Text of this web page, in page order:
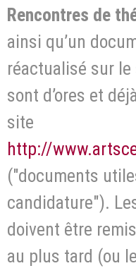
Rencontres de
ainsi qu’un
réactualisé sur
sont d’ores et
site
http://
("documents
candidature").
doivent être
au plus tard (ou